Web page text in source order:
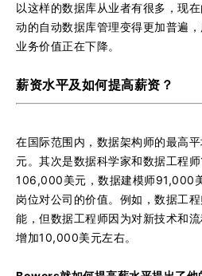
以这样的数据库从业者有很多，现
动的自动数据库管理变得更加普遍
业务价值正在下降。
薪资水平及如何提高薪资？
在国际范围内，数据架构师的最高
元。其次是数据科学家和数据工程
106,000美元，数据建模师91,000
岗位对公司的价值。例如，数据工
能，但数据工程师因为对新技术和
增加10,000美元左右。